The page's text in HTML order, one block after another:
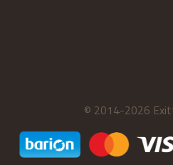
© 2014-2026